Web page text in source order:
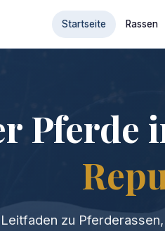
Startseite Rassen
Pferde
zu